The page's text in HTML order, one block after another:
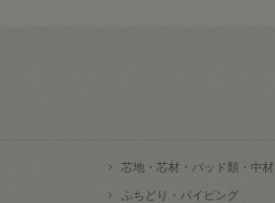
芯地・芯材・パッド類・中材
ふちどり・パイピング